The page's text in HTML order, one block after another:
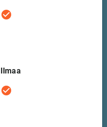
check_circle
Ilmaa
check_circle